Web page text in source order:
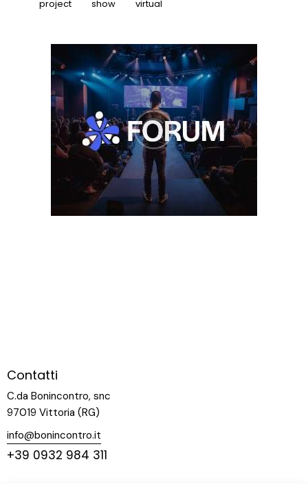
project
show virtual
Contatti
C.da Bonincontro, snc
97019 Vittoria (RG)
info@bonincontro.it
+39 0932 984 311